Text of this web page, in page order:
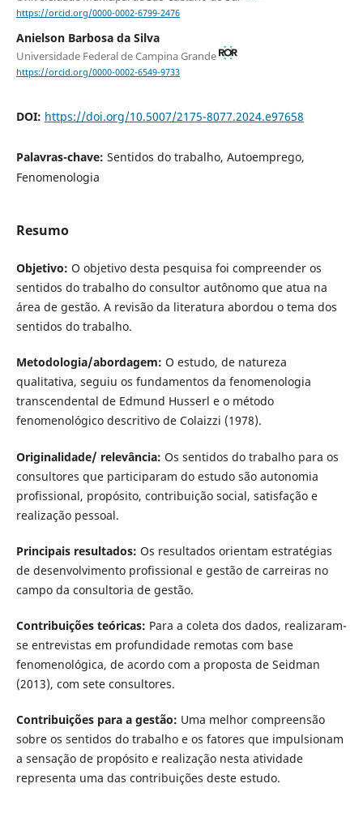
https://orcid.org/0000-0002-6799-2476
Anielson Barbosa da Silva
Universidade Federal de Campina Grande
https://orcid.org/0000-0002-6549-9733
DOI: https://doi.org/10.5007/2175-8077.2024.e97658
Palavras-chave: Sentidos do trabalho, Autoemprego,
Fenomenologia
Resumo
Objetivo: O objetivo desta pesquisa foi compreender os
sentidos do trabalho do consultor autônomo que atua na
área de gestão. A revisão da literatura abordou o tema dos
sentidos do trabalho.
Metodologia/abordagem: O estudo, de natureza
qualitativa, seguiu os fundamentos da fenomenologia
transcendental de Edmund Husserl e o método
fenomenológico descritivo de Colaizzi (1978).
Originalidade/ relevância: Os sentidos do trabalho para os
consultores que participaram do estudo são autonomia
profissional, propósito, contribuição social, satisfação e
realização pessoal.
Principais resultados: Os resultados orientam estratégias
de desenvolvimento profissional e gestão de carreiras no
campo da consultoria de gestão.
Contribuições teóricas: Para a coleta dos dados, realizaram-
se entrevistas em profundidade remotas com base
fenomenológica, de acordo com a proposta de Seidman
(2013), com sete consultores.
Contribuições para a gestão: Uma melhor compreensão
sobre os sentidos do trabalho e os fatores que impulsionam
a sensação de propósito e realização nesta atividade
representa uma das contribuições deste estudo.